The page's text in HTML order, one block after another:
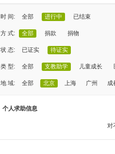
时 间: 全部 进行中 已结束
方 式: 全部 捐款 捐物
状 态: 已证实 待证实
类 型: 全部 支教助学 儿童成长
地 域: 全部 北京 上海 广州 成
个人求助信息
对